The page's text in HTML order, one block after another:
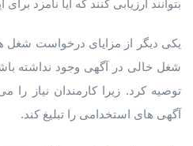
بتوانند ارزیابی کنند که آیا نامزد
یکی دیگر از مزایای درخواست شغل
شغل خالی در آگهی وجود نداشته
توصیه کرد. زیرا کارمندان نیاز
آگهی های استخدامی را تبلیغ کند.